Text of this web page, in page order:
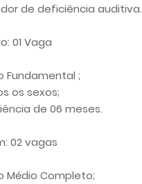
de deficiência auditiva.
01 Vaga
Fundamental ;
os sexos;
de 06 meses.
02 vagas
Médio Completo;